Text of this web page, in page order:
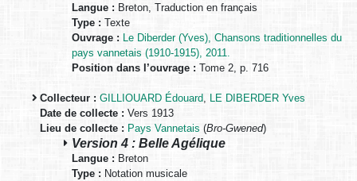
Langue : Breton, Traduction en français
Type : Texte
Ouvrage :
Le Diberder (Yves), Chansons traditionnelles du
pays vannetais (1910-1915), 2011.
Position dans l’ouvrage : Tome 2, p. 716
Collecteur : GILLIOUARD Édouard
LE DIBERDER Yves
Date de collecte : Vers 1913
Lieu de collecte : Pays Vannetais (Bro-Gwened)
Version 4 : Belle Agélique
Langue : Breton
Type : Notation musicale